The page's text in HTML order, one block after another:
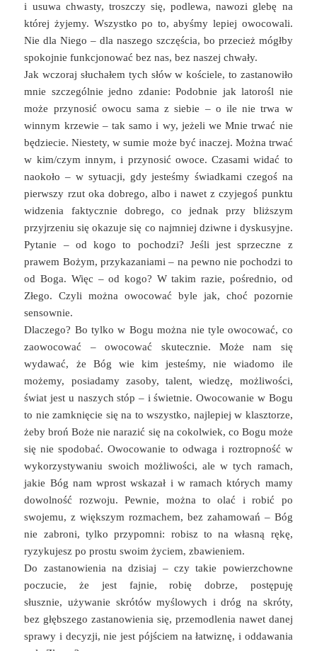
i usuwa chwasty, troszczy się, podlewa, nawozi glebę na
której żyjemy. Wszystko po to, abyśmy lepiej owocowali.
Nie dla Niego – dla naszego szczęścia, bo przecież mógłby
spokojnie funkcjonować bez nas, bez naszej chwały.
Jak wczoraj słuchałem tych słów w kościele, to zastanowiło
mnie szczególnie jedno zdanie: Podobnie jak latorośl nie
może przynosić owocu sama z siebie – o ile nie trwa w
winnym krzewie – tak samo i wy, jeżeli we Mnie trwać nie
będziecie. Niestety, w sumie może być inaczej. Można trwać
w kim/czym innym, i przynosić owoce. Czasami widać to
naokoło – w sytuacji, gdy jesteśmy świadkami czegoś na
pierwszy rzut oka dobrego, albo i nawet z czyjegoś punktu
widzenia faktycznie dobrego, co jednak przy bliższym
przyjrzeniu się okazuje się co najmniej dziwne i dyskusyjne.
Pytanie – od kogo to pochodzi? Jeśli jest sprzeczne z
prawem Bożym, przykazaniami – na pewno nie pochodzi to
od Boga. Więc – od kogo? W takim razie, pośrednio, od
Złego. Czyli można owocować byle jak, choć pozornie
sensownie.
Dlaczego? Bo tylko w Bogu można nie tyle owocować, co
zaowocować – owocować skutecznie. Może nam się
wydawać, że Bóg wie kim jesteśmy, nie wiadomo ile
możemy, posiadamy zasoby, talent, wiedzę, możliwości,
świat jest u naszych stóp – i świetnie. Owocowanie w Bogu
to nie zamknięcie się na to wszystko, najlepiej w klasztorze,
żeby broń Boże nie narazić się na cokolwiek, co Bogu może
się nie spodobać. Owocowanie to odwaga i roztropność w
wykorzystywaniu swoich możliwości, ale w tych ramach,
jakie Bóg nam wprost wskazał i w ramach których mamy
dowolność rozwoju. Pewnie, można to olać i robić po
swojemu, z większym rozmachem, bez zahamowań – Bóg
nie zabroni, tylko przypomni: robisz to na własną rękę,
ryzykujesz po prostu swoim życiem, zbawieniem.
Do zastanowienia na dzisiaj – czy takie powierzchowne
poczucie, że jest fajnie, robię dobrze, postępuję
słusznie, używanie skrótów myślowych i dróg na skróty,
bez głębszego zastanowienia się, przemodlenia nawet danej
sprawy i decyzji, nie jest pójściem na łatwiznę, i oddawania